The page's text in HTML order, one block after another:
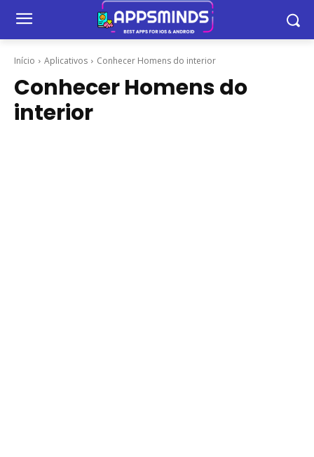
Início Aplicativos Conhecer Homens do interior
Conhecer Homens do
interior